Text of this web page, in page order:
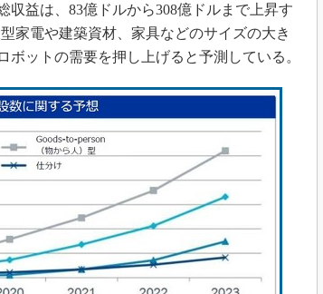
収益は、83億ドルから308億ドルまで上昇す
家電や建築資材、家具などのサイズの大き
ットの需要を押し上げると予測している。